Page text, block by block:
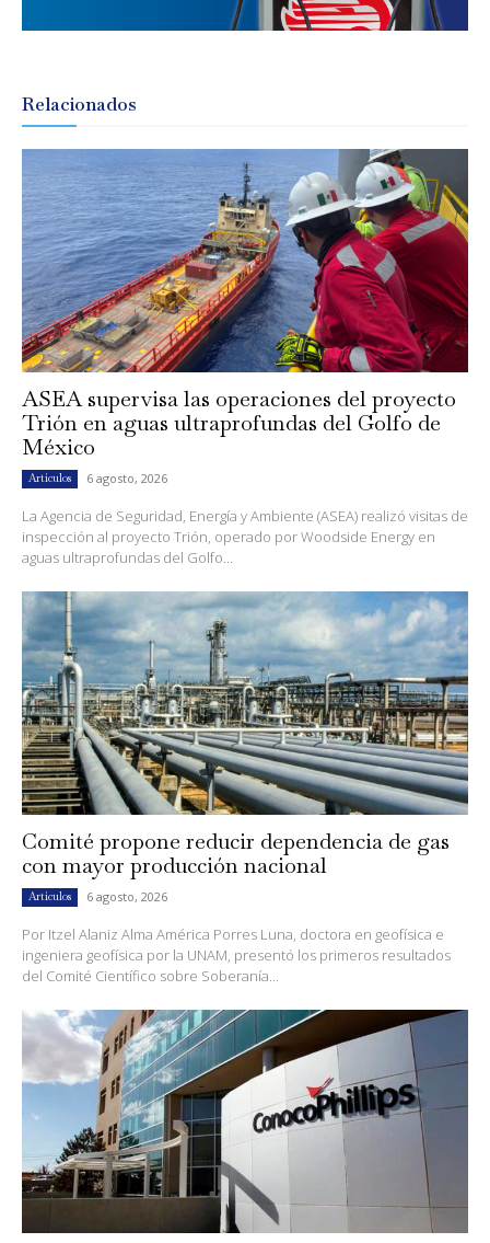
Relacionados
ASEA supervisa las operaciones del proyecto
Trión en aguas ultraprofundas del Golfo de
México
Artículos 6 agosto, 2026
La Agencia de Seguridad, Energía y Ambiente (ASEA) realizó visitas de
inspección al proyecto Trión, operado por Woodside Energy en
aguas ultraprofundas del Golfo...
Comité propone reducir dependencia de gas
con mayor producción nacional
Artículos 6 agosto, 2026
Por Itzel Alaniz Alma América Porres Luna, doctora en geofísica e
ingeniera geofísica por la UNAM, presentó los primeros resultados
del Comité Científico sobre Soberanía...